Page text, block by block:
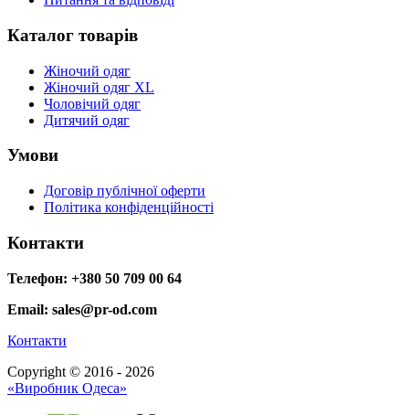
Каталог товарів
Жіночий одяг
Жіночий одяг XL
Чоловічий одяг
Дитячий одяг
Умови
Договір публічної оферти
Політика конфіденційності
Контакти
Телефон: +380 50 709 00 64
Email: sales@pr-od.com
Контакти
Copyright © 2016 - 2026
«Виробник Одеса»